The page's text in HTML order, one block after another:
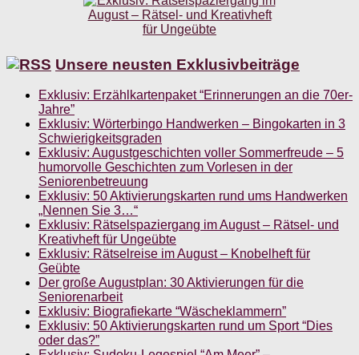
Unsere neusten Exklusivbeiträge
Exklusiv: Erzählkartenpaket “Erinnerungen an die 70er-
Jahre”
Exklusiv: Wörterbingo Handwerken – Bingokarten in 3
Schwierigkeitsgraden
Exklusiv: Augustgeschichten voller Sommerfreude – 5
humorvolle Geschichten zum Vorlesen in der
Seniorenbetreuung
Exklusiv: 50 Aktivierungskarten rund ums Handwerken
„Nennen Sie 3…“
Exklusiv: Rätselspaziergang im August – Rätsel- und
Kreativheft für Ungeübte
Exklusiv: Rätselreise im August – Knobelheft für
Geübte
Der große Augustplan: 30 Aktivierungen für die
Seniorenarbeit
Exklusiv: Biografiekarte “Wäscheklammern”
Exklusiv: 50 Aktivierungskarten rund um Sport “Dies
oder das?”